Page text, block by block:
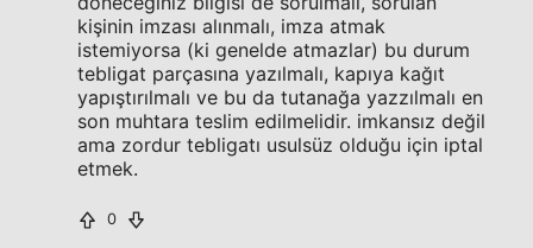
kişinin imzası alınmalı, imza atmak
istemiyorsa (ki genelde atmazlar) bu durum
tebligat parçasına yazılmalı, kapıya kağıt
yapıştırılmalı ve bu da tutanağa yazzılmalı en
son muhtara teslim edilmelidir. imkansız değil
ama zordur tebligatı usulsüz olduğu için iptal
etmek.
0